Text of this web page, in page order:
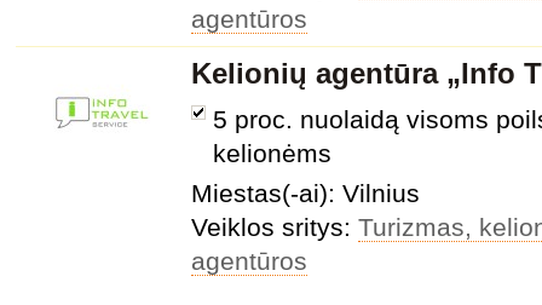
agentūros
Kelionių agentūra „Info
5 proc. nuolaidą visoms
kelionėms
Miestas(-ai): Vilnius
Veiklos sritys: Turizmas,
agentūros